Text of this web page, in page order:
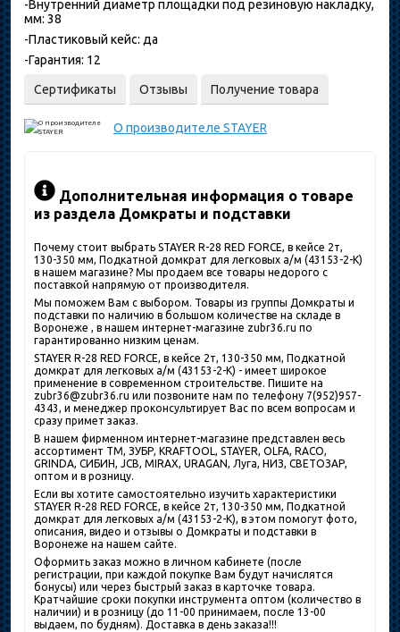
-Внутренний диаметр площадки под резиновую накладку,
мм: 38
-Пластиковый кейс: да
-Гарантия: 12
Сертификаты Отзывы Получение товара
О производителе STAYER
Дополнительная информация о товаре
из раздела Домкраты и подставки
Почему стоит выбрать STAYER R-28 RED FORCE, в кейсе 2т,
130-350 мм, Подкатной домкрат для легковых а/м (43153-2-K)
в нашем магазине? Мы продаем все товары недорого с
поставкой напрямую от производителя.
Мы поможем Вам с выбором. Товары из группы Домкраты и
подставки по наличию в большом количестве на складе в
Воронеже , в нашем интернет-магазине zubr36.ru по
гарантированно низким ценам.
STAYER R-28 RED FORCE, в кейсе 2т, 130-350 мм, Подкатной
домкрат для легковых а/м (43153-2-K) - имеет широкое
применение в современном строительстве. Пишите на
zubr36@zubr36.ru или позвоните нам по телефону 7(952)957-
4343, и менеджер проконсультирует Вас по всем вопросам и
сразу примет заказ.
В нашем фирменном интернет-магазине представлен весь
ассортимент ТМ, ЗУБР, KRAFTOOL, STAYER, OLFA, RACO,
GRINDA, СИБИН, JCB, MIRAX, URAGAN, Луга, НИЗ, СВЕТОЗАР,
оптом и в розницу.
Если вы хотите самостоятельно изучить характеристики
STAYER R-28 RED FORCE, в кейсе 2т, 130-350 мм, Подкатной
домкрат для легковых а/м (43153-2-K), в этом помогут фото,
описания, видео и отзывы о Домкраты и подставки в
Воронеже на нашем сайте.
Оформить заказ можно в личном кабинете (после
регистрации, при каждой покупке Вам будут начислятся
бонусы) или через быстрый заказ в карточке товара.
Кратчайшие сроки покупки инструмента оптом (количество в
наличии) и в розницу (до 11-00 принимаем, после 13-00
выдаем, по будням). Доставка в день заказа!!!